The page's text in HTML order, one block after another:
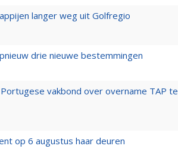
langer weg uit Golfregio
drie nieuwe bestemmingen
vakbond over overname TAP te
op 6 augustus haar deuren